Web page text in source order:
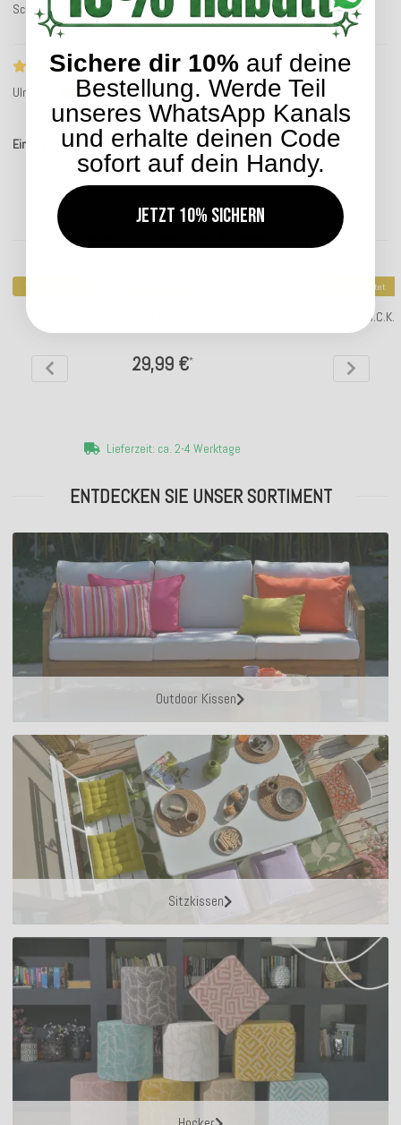
Schnell und unkompiziert. Sonderwünsche waren kein Problem!!
ws5_rc_ts_no_text
Ulrike D.
Service-Bewertung
Einträge insgesamt: 5
Kunden kauften dazu folgende Artikel:
Top bewertet
29,99 €*
Lieferzeit: ca. 2-4 Werktage
Top bewertet
ENTDECKEN SIE UNSER SORTIMENT
Outdoor Kissen
Sitzkissen
Sichere dir 10% auf deine
Bestellung. Werde Teil
unseres WhatsApp Kanals
und erhalte deinen Code
sofort auf dein Handy.
Jetzt 10% sichern